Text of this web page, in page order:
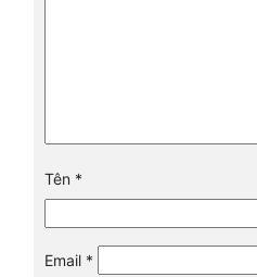
Tên *
Email *